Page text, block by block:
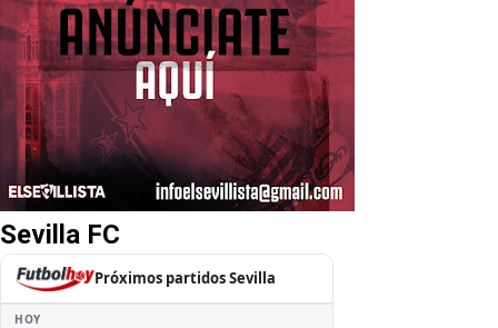
Sevilla FC